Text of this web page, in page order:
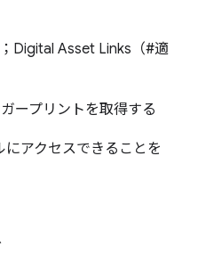
Digital Asset Links（#適
ープリントを取得する
アクセスできることを